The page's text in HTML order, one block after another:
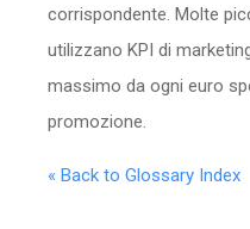
corrispondente. Molte
utilizzano KPI di
massimo da ogni euro
promozione.
« Back to Glossary Index